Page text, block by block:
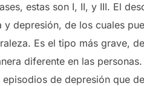
estas son I, II, y III. El
y depresión, de los cuales
Es el tipo más grave,
diferente en las
episodios de depresión que